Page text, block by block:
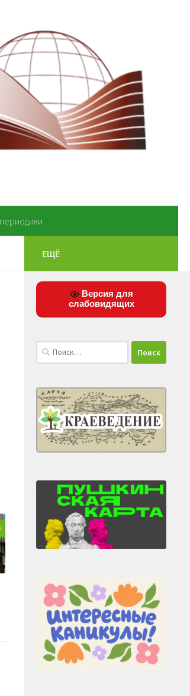
ЕЩЁ
Версия для
слабовидящих
Найти: